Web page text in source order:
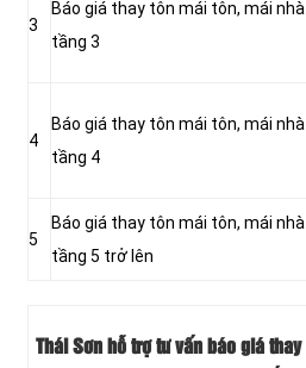
3
Báo giá thay tôn mái tôn, mái
tầng 3
4
Báo giá thay tôn mái tôn, mái
tầng 4
5
Báo giá thay tôn mái tôn, mái
tầng 5 trở lên
Thái Sơn hỗ trợ tư vấn báo giá